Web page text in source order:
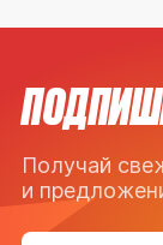
Получай
и